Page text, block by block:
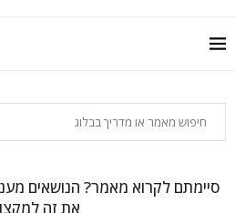
סיימתם לקרוא מאמר? הנושאים
את זה